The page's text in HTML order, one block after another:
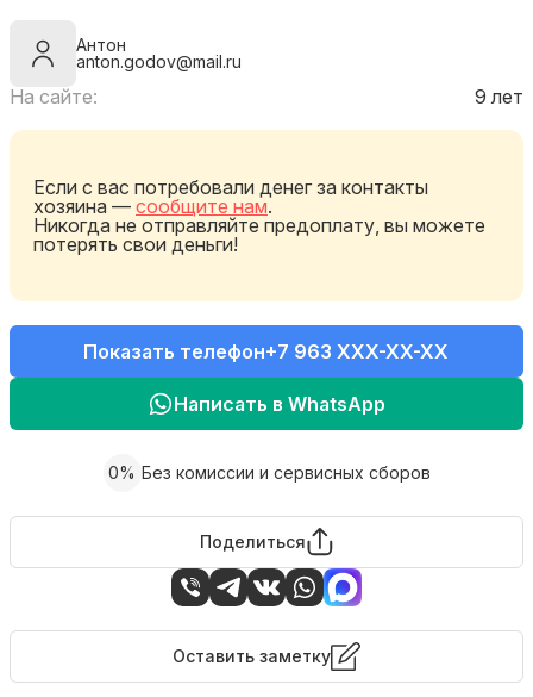
Антон
anton.godov@mail.ru
На сайте: 9 лет
Если с вас потребовали денег за контакты
хозяина — сообщите нам.
Никогда не отправляйте предоплату, вы можете
потерять свои деньги!
Показать телефон+7 963 XXX-XX-XX
Написать в WhatsApp
0% Без комиссии и сервисных сборов
Поделиться
Оставить заметку